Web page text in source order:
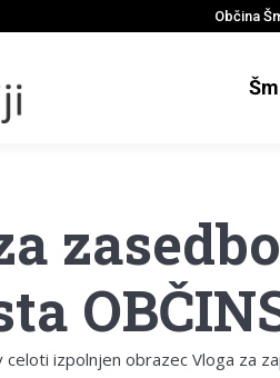
Občina
izpolnjen obrazec Vloga za